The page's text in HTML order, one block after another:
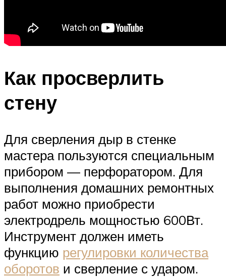
Как просверлить
стену
Для сверления дыр в стенке
мастера пользуются специальным
прибором — перфоратором. Для
выполнения домашних ремонтных
работ можно приобрести
электродрель мощностью 600Вт.
Инструмент должен иметь
функцию регулировки количества
оборотов и сверление с ударом.